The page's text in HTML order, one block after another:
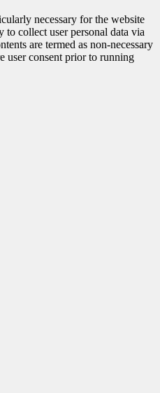
necessary for the website
to collect user personal data via
are termed as non-necessary
user consent prior to running